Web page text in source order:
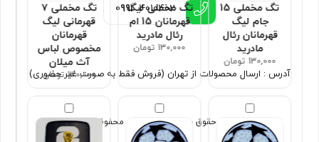
تگ مخملی 15
جام لیگ
قهرمانان رئال
مادرید
130,000 تومان
تگ مخملی لیگ
قهرمانان 15 ام
رئال مادرید
130,000 تومان
تگ مخملی ۷
قهرمانی لیگ
قهرمانان
مخصوص لباس
آث میلان
130,000 تومان
0991 4010402
آدرس : ارسال محصولات از تهران (فروش فقط به صورت غیر حضوری)
تمامی حقوق برای سون اسپورت محفوظ است